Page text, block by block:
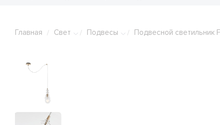
Главная / Свет / Подвесы / Подвесной светильник